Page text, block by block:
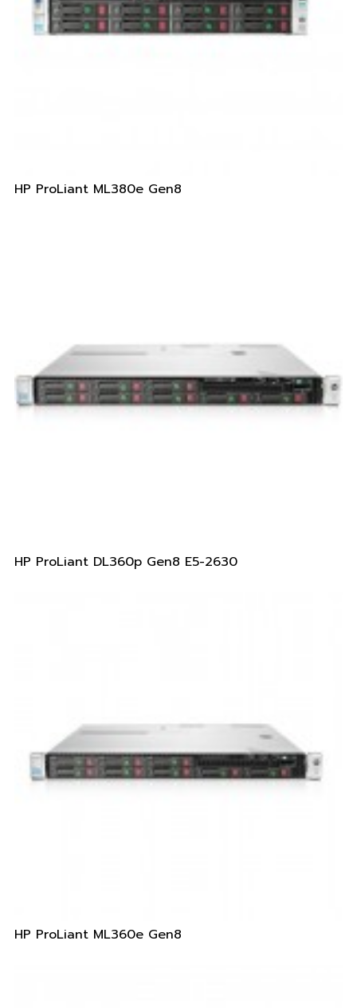
HP ProLiant ML380e Gen8
HP ProLiant DL360p Gen8 E5-2630
HP ProLiant ML360e Gen8